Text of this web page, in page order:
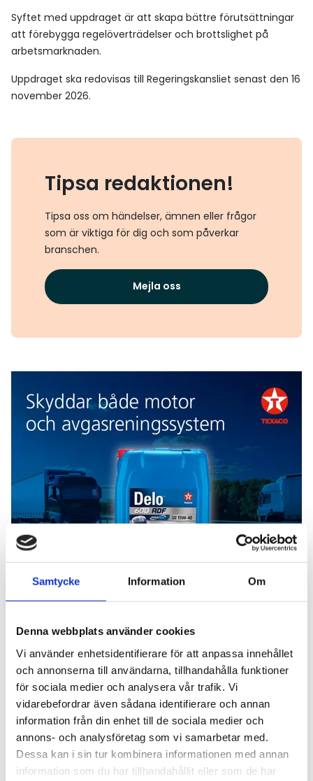
Samtycke Information Om
Denna webbplats använder cookies
Vi använder enhetsidentifierare för att anpassa innehållet
och annonserna till användarna, tillhandahålla funktioner
för sociala medier och analysera vår trafik. Vi
vidarebefordrar även sådana identifierare och annan
information från din enhet till de sociala medier och
annons- och analysföretag som vi samarbetar med.
Dessa kan i sin tur kombinera informationen med annan
information som du har tillhandahållit eller som de har
Syftet med uppdraget är att skapa bättre förutsättningar
att förebygga regelöverträdelser och brottslighet på
arbetsmarknaden.
Uppdraget ska redovisas till Regeringskansliet senast den 16
november 2026.
Tipsa redaktionen!
Tipsa oss om händelser, ämnen eller frågor
som är viktiga för dig och som påverkar
branschen.
Mejla oss